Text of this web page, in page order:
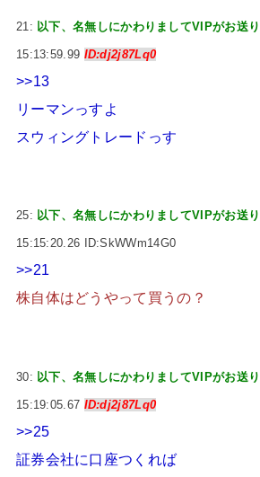
21: 以下、名無しにかわりましてVIPがお送
15:13:59.99 ID:dj2j87Lq0
>>13
リーマンっすよ
スウィングトレードっす
25: 以下、名無しにかわりましてVIPがお送
15:15:20.26 ID:SkWWm14G0
>>21
株自体はどうやって買うの？
30: 以下、名無しにかわりましてVIPがお送
15:19:05.67 ID:dj2j87Lq0
>>25
証券会社に口座つくれば